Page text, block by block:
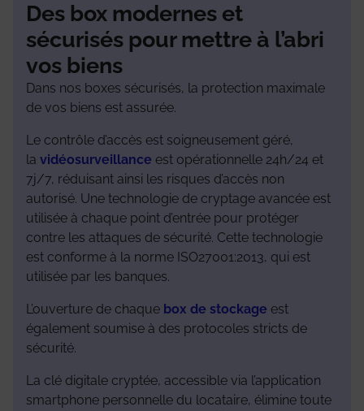
Des box modernes et
sécurisés pour mettre à l’abri
vos biens
Dans nos boxes sécurisés, la protection maximale
de vos biens est assurée.
Le contrôle d’accès est soigneusement géré,
la vidéosurveillance est opérationnelle 24h/24 et
7j/7, réduisant ainsi les risques d’accès non
autorisé. Une technologie de cryptage avancée est
utilisée à chaque point d’entrée pour protéger
contre les attaques de sécurité. Cette technologie
est conforme à la norme ISO27001:2013, qui est
utilisée par les banques.
L’ouverture de chaque box de stockage est
également soumise à des protocoles stricts de
sécurité.
La clé digitale cryptée, accessible via l’application
smartphone personnelle du locataire, élimine toute